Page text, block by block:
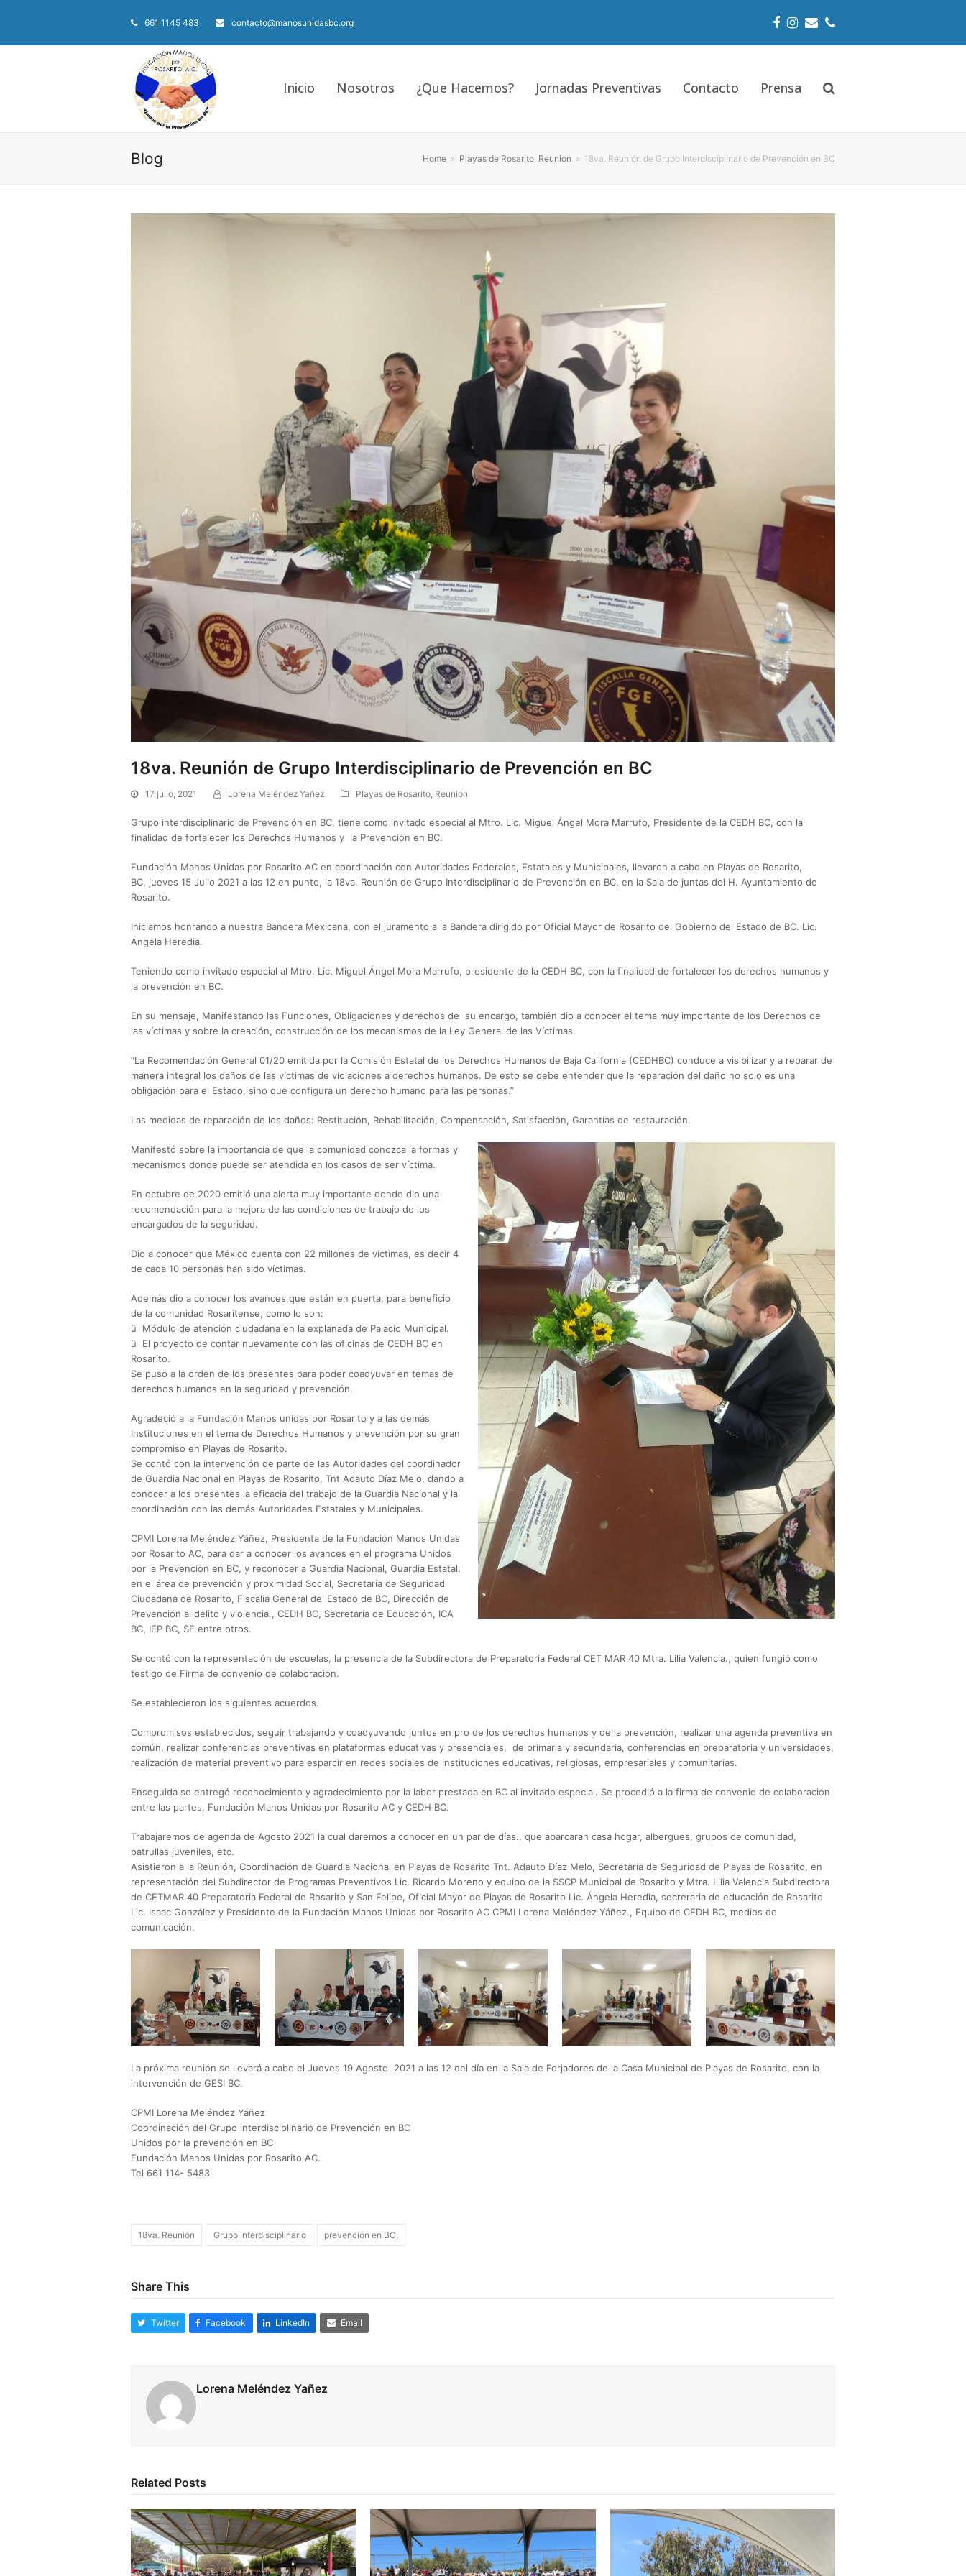
661 1145 483 contacto@manosunidasbc.org Facebook
Instagram
EmailPhone
Inicio Nosotros ¿Que Hacemos? Jornadas Preventivas Contacto Prensa
Blog Home » Playas de Rosarito, Reunion » 18va. Reunión de Grupo Interdisciplinario de Prevención en BC
18va. Reunión de Grupo Interdisciplinario de Prevención en BC
17 julio, 2021 Lorena Meléndez Yañez Playas de Rosarito, Reunion
Grupo interdisciplinario de Prevención en BC, tiene como invitado especial al Mtro. Lic. Miguel Ángel Mora Marrufo, Presidente de la CEDH BC, con la
finalidad de fortalecer los Derechos Humanos y la Prevención en BC.
Fundación Manos Unidas por Rosarito AC en coordinación con Autoridades Federales, Estatales y Municipales, llevaron a cabo en Playas de Rosarito,
BC, jueves 15 Julio 2021 a las 12 en punto, la 18va. Reunión de Grupo Interdisciplinario de Prevención en BC, en la Sala de juntas del H. Ayuntamiento de
Rosarito.
Iniciamos honrando a nuestra Bandera Mexicana, con el juramento a la Bandera dirigido por Oficial Mayor de Rosarito del Gobierno del Estado de BC. Lic.
Ángela Heredia.
Teniendo como invitado especial al Mtro. Lic. Miguel Ángel Mora Marrufo, presidente de la CEDH BC, con la finalidad de fortalecer los derechos humanos y
la prevención en BC.
En su mensaje, Manifestando las Funciones, Obligaciones y derechos de su encargo, también dio a conocer el tema muy importante de los Derechos de
las víctimas y sobre la creación, construcción de los mecanismos de la Ley General de las Víctimas.
“La Recomendación General 01/20 emitida por la Comisión Estatal de los Derechos Humanos de Baja California (CEDHBC) conduce a visibilizar y a reparar de
manera integral los daños de las víctimas de violaciones a derechos humanos. De esto se debe entender que la reparación del daño no solo es una
obligación para el Estado, sino que configura un derecho humano para las personas.”
Las medidas de reparación de los daños: Restitución, Rehabilitación, Compensación, Satisfacción, Garantías de restauración.
Manifestó sobre la importancia de que la comunidad conozca la formas y
mecanismos donde puede ser atendida en los casos de ser víctima.
En octubre de 2020 emitió una alerta muy importante donde dio una
recomendación para la mejora de las condiciones de trabajo de los
encargados de la seguridad.
Dio a conocer que México cuenta con 22 millones de víctimas, es decir 4
de cada 10 personas han sido víctimas.
Además dio a conocer los avances que están en puerta, para beneficio
de la comunidad Rosaritense, como lo son:
ü Módulo de atención ciudadana en la explanada de Palacio Municipal.
ü El proyecto de contar nuevamente con las oficinas de CEDH BC en
Rosarito.
Se puso a la orden de los presentes para poder coadyuvar en temas de
derechos humanos en la seguridad y prevención.
Agradeció a la Fundación Manos unidas por Rosarito y a las demás
Instituciones en el tema de Derechos Humanos y prevención por su gran
compromiso en Playas de Rosarito.
Se contó con la intervención de parte de las Autoridades del coordinador
de Guardia Nacional en Playas de Rosarito, Tnt Adauto Díaz Melo, dando a
conocer a los presentes la eficacia del trabajo de la Guardia Nacional y la
coordinación con las demás Autoridades Estatales y Municipales.
CPMI Lorena Meléndez Yáñez, Presidenta de la Fundación Manos Unidas
por Rosarito AC, para dar a conocer los avances en el programa Unidos
por la Prevención en BC, y reconocer a Guardia Nacional, Guardia Estatal,
en el área de prevención y proximidad Social, Secretaría de Seguridad
Ciudadana de Rosarito, Fiscalía General del Estado de BC, Dirección de
Prevención al delito y violencia., CEDH BC, Secretaría de Educación, ICA
BC, IEP BC, SE entre otros.
Se contó con la representación de escuelas, la presencia de la Subdirectora de Preparatoria Federal CET MAR 40 Mtra. Lilia Valencia., quien fungió como
testigo de Firma de convenio de colaboración.
Se establecieron los siguientes acuerdos.
Compromisos establecidos, seguir trabajando y coadyuvando juntos en pro de los derechos humanos y de la prevención, realizar una agenda preventiva en
común, realizar conferencias preventivas en plataformas educativas y presenciales, de primaria y secundaria, conferencias en preparatoria y universidades,
realización de material preventivo para esparcir en redes sociales de instituciones educativas, religiosas, empresariales y comunitarias.
Enseguida se entregó reconocimiento y agradecimiento por la labor prestada en BC al invitado especial. Se procedió a la firma de convenio de colaboración
entre las partes, Fundación Manos Unidas por Rosarito AC y CEDH BC.
Trabajaremos de agenda de Agosto 2021 la cual daremos a conocer en un par de días., que abarcaran casa hogar, albergues, grupos de comunidad,
patrullas juveniles, etc.
Asistieron a la Reunión, Coordinación de Guardia Nacional en Playas de Rosarito Tnt. Adauto Díaz Melo, Secretaría de Seguridad de Playas de Rosarito, en
representación del Subdirector de Programas Preventivos Lic. Ricardo Moreno y equipo de la SSCP Municipal de Rosarito y Mtra. Lilia Valencia Subdirectora
de CETMAR 40 Preparatoria Federal de Rosarito y San Felipe, Oficial Mayor de Playas de Rosarito Lic. Ángela Heredia, secreraria de educación de Rosarito
Lic. Isaac González y Presidente de la Fundación Manos Unidas por Rosarito AC CPMI Lorena Meléndez Yáñez., Equipo de CEDH BC, medios de
comunicación.
La próxima reunión se llevará a cabo el Jueves 19 Agosto 2021 a las 12 del día en la Sala de Forjadores de la Casa Municipal de Playas de Rosarito, con la
intervención de GESI BC.
CPMI Lorena Meléndez Yáñez
Coordinación del Grupo interdisciplinario de Prevención en BC
Unidos por la prevención en BC
Fundación Manos Unidas por Rosarito AC.
Tel 661 114- 5483
18va. Reunión Grupo Interdisciplinario prevención en BC.
Share This
Twitter Facebook LinkedIn Email
Lorena Meléndez Yañez
Related Posts